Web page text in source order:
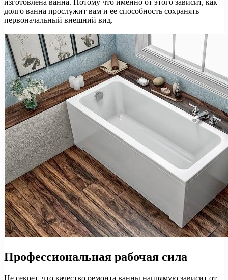
изготовлена ванна. Потому что именно от этого зависит, как
долго ванна прослужит вам и ее способность сохранять
первоначальный внешний вид.
Профессиональная рабочая сила
Не секрет, что качество ремонта ванны напрямую зависит от